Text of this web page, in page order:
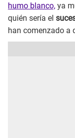
humo blanco, ya
quién sería el
han comenzado a